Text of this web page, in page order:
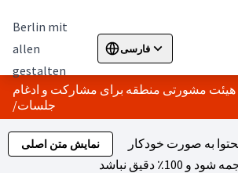
Berlin mit
allen
gestalten
فارسی
Sprache wählen
/جلسات
نمایش متن اصلی
به صورت خودکار